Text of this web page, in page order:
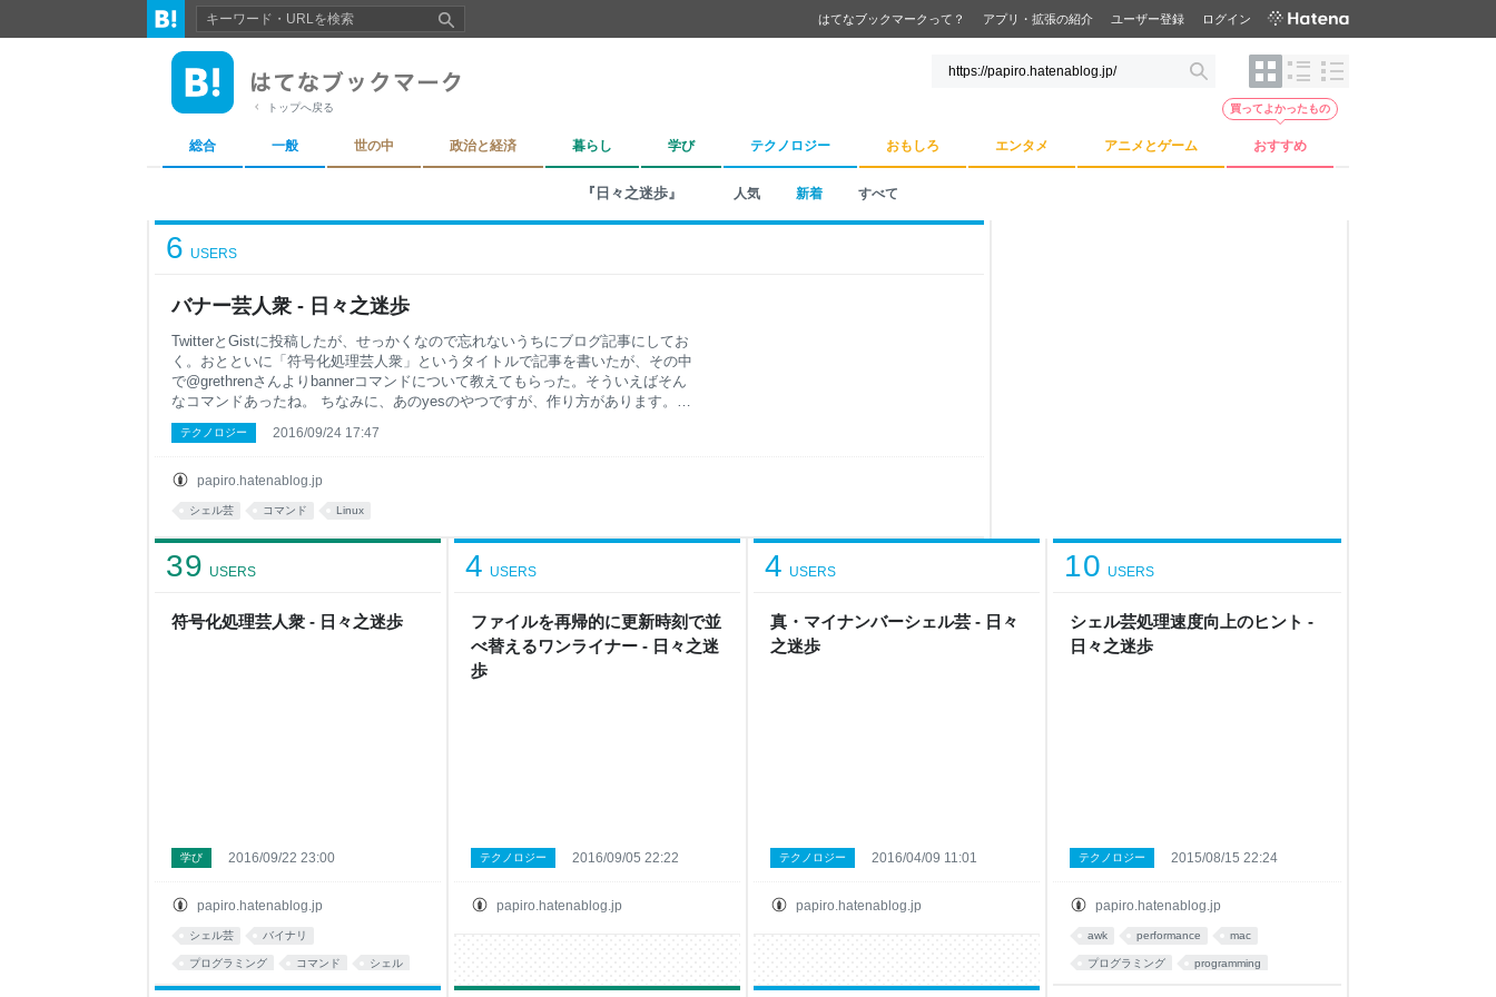
はてなブックマークって？ アプリ・拡張の紹介 ユーザー登録 ログイン
トップへ戻る
総合 一般 世の中 政治と経済 暮らし 学び テクノロジー おもしろ エンタメ アニメとゲーム おすすめ
買ってよかったもの
『日々之迷歩』 人気 新着 すべて
バナー芸人衆 - 日々之迷歩
6 USERS
papiro.hatenablog.jp
TwitterとGistに投稿したが、せっかくなので忘れないうちにブログ記事にしてお
く。おとといに「符号化処理芸人衆」というタイトルで記事を書いたが、その中
で@grethrenさんよりbannerコマンドについて教えてもらった。そういえばそん
なコマンドあったね。 ちなみに、あのyesのやつですが、作り方があります。文
字を地道に探したのではなく、作成も #シェル芸 でやりました。 bannerコマン
ドというのがあってですね。。 > @papiron pic.twitter.com/sWFpUBLVUm— ぐ
マンド、MacやFreeBSDなどのBSDなシステムに付属してるものは、なかなかカ
ッチョエエのを出力してくれる。しかし文字が右に90度回転してて、縦に流れ
る。こんな感じだ。 -wオ
テクノロジー 2016/09/24 17:47
シェル芸 コマンド Linux
符号化処理芸人衆 - 日々之迷歩
39 USERS
papiro.hatenablog.jp
学び 2016/09/22 23:00
シェル芸 バイナリ
プログラミング コマンド シェル
あとで読む neta
ファイルを再帰的に更新時刻で並
べ替えるワンライナー - 日々之迷
歩
4 USERS
papiro.hatenablog.jp
テクノロジー 2016/09/05 22:22
真・マイナンバーシェル芸 - 日々
之迷歩
4 USERS
papiro.hatenablog.jp
テクノロジー 2016/04/09 11:01
シェル芸処理速度向上のヒント -
日々之迷歩
10 USERS
papiro.hatenablog.jp
テクノロジー 2015/08/15 22:24
awk performance mac
プログラミング programming